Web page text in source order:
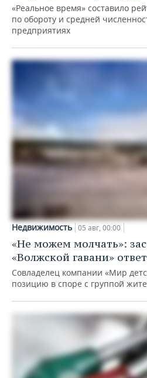
«Реальное время» составило
по обороту и средней
предприятиях
Недвижимость 05 авг, 00:00
«Не можем молчать»:
«Волжской гавани»
Совладелец компании «Мир
позицию в споре с группой